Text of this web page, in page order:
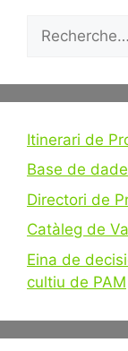
Itinerari de
Base de
Directori de
Catàleg de
Eina de
cultiu de PAM